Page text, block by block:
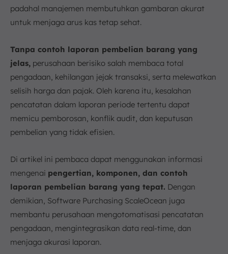
a. Identifikasi Kebutuhan
b. Analisa dan Evaluasi Vendor
d. Format dan Pelaporan Pembelian
6. Contoh Laporan Pembelian Barang
a. Contoh Laporan Pembelian Harian
b. Contoh Laporan Pembelian Bulanan
7. Kesimpulan
FAQ:
padahal manajemen membutuhkan gambaran akurat
untuk menjaga arus kas tetap sehat.
Tanpa contoh laporan pembelian barang yang
jelas, perusahaan berisiko salah membaca total
pengadaan, kehilangan jejak transaksi, serta melewatkan
selisih harga dan pajak. Oleh karena itu, kesalahan
pencatatan dalam laporan periode tertentu dapat
memicu pemborosan, konflik audit, dan keputusan
pembelian yang tidak efisien.
Di artikel ini pembaca dapat menggunakan informasi
mengenai pengertian, komponen, dan contoh
laporan pembelian barang yang tepat. Dengan
demikian, Software Purchasing ScaleOcean juga
membantu perusahaan mengotomatisasi pencatatan
pengadaan, mengintegrasikan data real-time, dan
menjaga akurasi laporan.